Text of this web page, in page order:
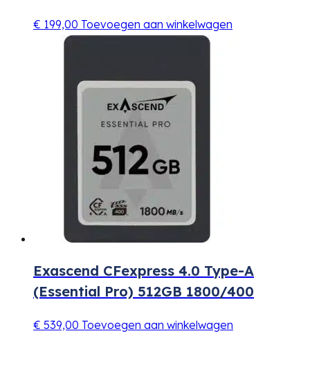
€ 199,00 Toevoegen aan winkelwagen
Exascend CFexpress 4.0 Type-A
(Essential Pro) 512GB 1800/400
€ 539,00 Toevoegen aan winkelwagen